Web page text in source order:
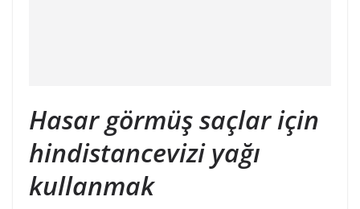
Hasar görmüş saçlar için
hindistancevizi yağı
kullanmak